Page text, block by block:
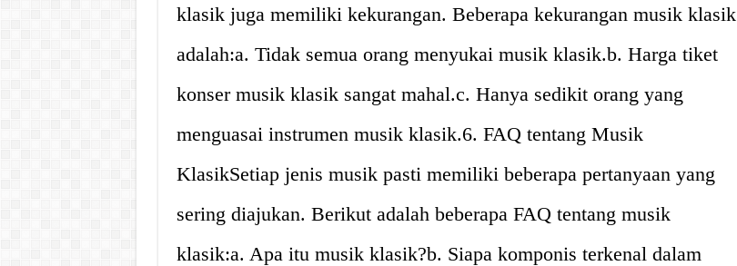
klasik juga memiliki kekurangan. Beberapa kekurangan musik klasik
adalah:a. Tidak semua orang menyukai musik klasik.b. Harga tiket
konser musik klasik sangat mahal.c. Hanya sedikit orang yang
menguasai instrumen musik klasik.6. FAQ tentang Musik
KlasikSetiap jenis musik pasti memiliki beberapa pertanyaan yang
sering diajukan. Berikut adalah beberapa FAQ tentang musik
klasik:a. Apa itu musik klasik?b. Siapa komponis terkenal dalam